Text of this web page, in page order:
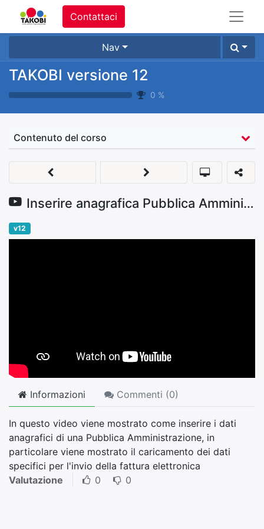
Contattaci
Nav
TAKOBI versione 12
0 %
Contenuto del corso
Inserire anagrafica Pubblica Amministrazione
v12
Informazioni Commenti (0)
In questo video viene mostrato come inserire i dati
anagrafici di una Pubblica Amministrazione, in
particolare viene mostrato il caricamento dei dati
specifici per l'invio della fattura elettronica
Valutazione
0 0